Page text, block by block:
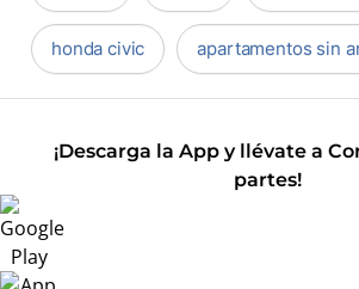
honda civic apartamentos sin
¡Descarga la App y llévate a
partes!